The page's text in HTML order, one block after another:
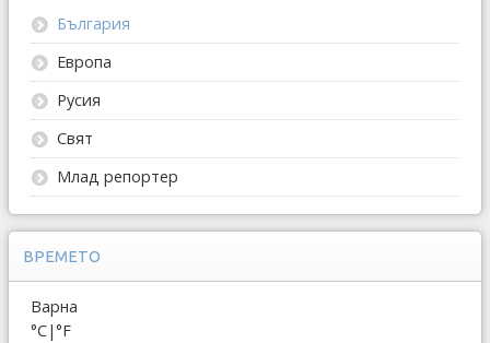
България
Европа
Русия
Свят
Млад репортер
ВРЕМЕТО
Варна
°C|°F